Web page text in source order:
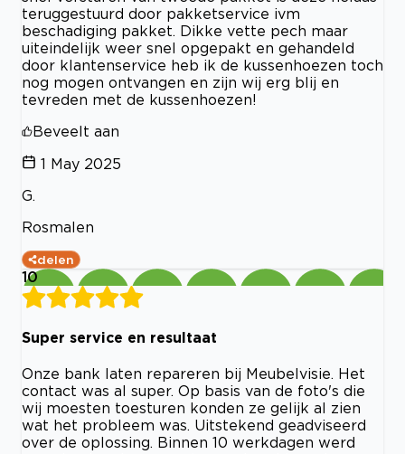
teruggestuurd door pakketservice ivm
beschadiging pakket. Dikke vette pech maar
uiteindelijk weer snel opgepakt en gehandeld
door klantenservice heb ik de kussenhoezen toch
nog mogen ontvangen en zijn wij erg blij en
tevreden met de kussenhoezen!
Beveelt aan
1 May 2025
G.
Rosmalen
delen
10
Super service en resultaat
Onze bank laten repareren bij Meubelvisie. Het
contact was al super. Op basis van de foto's die
wij moesten toesturen konden ze gelijk al zien
wat het probleem was. Uitstekend geadviseerd
over de oplossing. Binnen 10 werkdagen werd